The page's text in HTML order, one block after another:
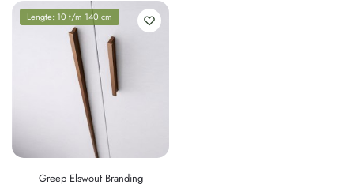
Lengte: 10 t/m 140 cm
Greep Elswout Branding